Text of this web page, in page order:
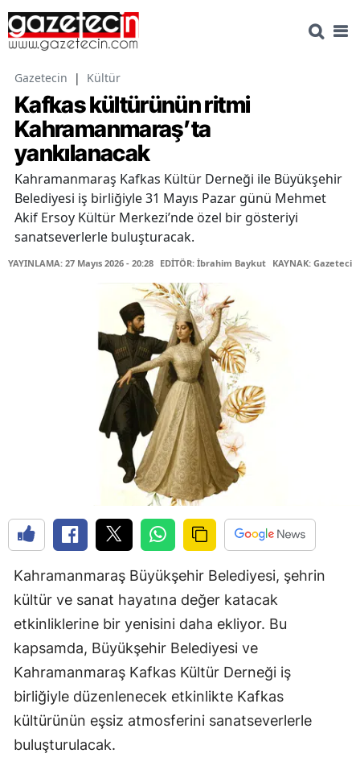
Gazetecin | Kültür
Kafkas kültürünün ritmi
Kahramanmaraş’ta
yankılanacak
Kahramanmaraş Kafkas Kültür Derneği ile Büyükşehir
Belediyesi iş birliğiyle 31 Mayıs Pazar günü Mehmet
Akif Ersoy Kültür Merkezi’nde özel bir gösteriyi
sanatseverlerle buluşturacak.
YAYINLAMA: 27 Mayıs 2026 - 20:28 EDİTÖR: İbrahim Baykut KAYNAK: Gazetecin
Kahramanmaraş Büyükşehir Belediyesi, şehrin
kültür ve sanat hayatına değer katacak
etkinliklerine bir yenisini daha ekliyor. Bu
kapsamda, Büyükşehir Belediyesi ve
Kahramanmaraş Kafkas Kültür Derneği iş
birliğiyle düzenlenecek etkinlikte Kafkas
kültürünün eşsiz atmosferini sanatseverlerle
buluşturulacak.